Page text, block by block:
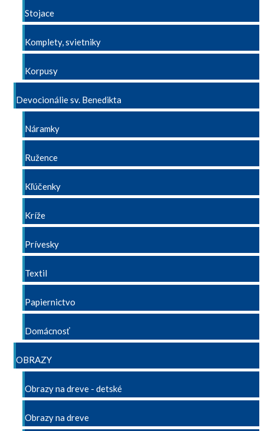
Stojace
Komplety, svietniky
Korpusy
Devocionálie sv. Benedikta
Náramky
Ružence
Kľúčenky
Kríže
Prívesky
Textil
Papiernictvo
Domácnosť
OBRAZY
Obrazy na dreve - detské
Obrazy na dreve